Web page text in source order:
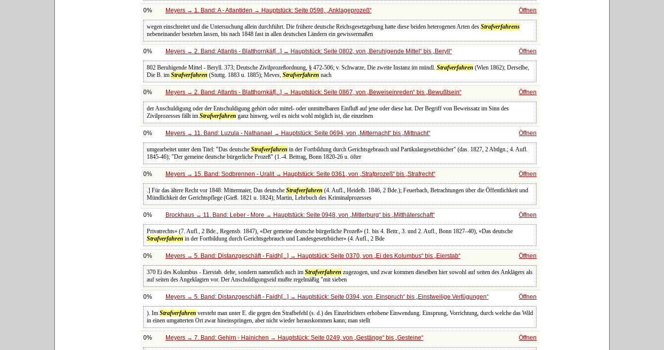
0% Meyers → 1. Band: A - Atlantiden → Hauptstück: Seite 0598, Anklageprozeß Öffnen
wegen einschreitet und die Untersuchung allein durchführt. Die frühere deutsche Reichsgesetzgebung hatte diese beiden heterogenen Arten desStrafverfahrens
nebeneinander bestehen lassen, bis nach 1848 fast in allen deutschen Ländern ein gewissermaßen
0% Meyers → 2. Band: Atlantis - Blatthornkäf[...] → Hauptstück: Seite 0802, von Beruhigende Mittel bis Beryll Öffnen
802 Beruhigende Mittel - Beryll. 373; Deutsche Zivilprozeßordnung, § 472-506; v. Schwarze, Die zweite Instanz im mündl.Strafverfahren (Wien 1862); Derselbe,
Die B. imStrafverfahren (Stuttg. 1883 u. 1885); Meves,Strafverfahren nach
0% Meyers → 2. Band: Atlantis - Blatthornkäf[...] → Hauptstück: Seite 0867, von Beweiseinreden bis Bewußtsein Öffnen
der Anschuldigung oder der Entschuldigung gehört oder mittel- oder unmittelbaren Einfluß auf jene oder diese hat. Der Begriff von Beweissatz im Sinn des
Zivilprozesses fällt imStrafverfahren ganz hinweg, weil es nicht wohl möglich ist, die einzelnen
0% Meyers → 11. Band: Luzula - Nathanael → Hauptstück: Seite 0694, von Mitternacht bis Mittnacht Öffnen
umgearbeitet unter dem Titel: "Das deutscheStrafverfahren in der Fortbildung durch Gerichtsgebrauch und Partikulargesetzbücher" (das. 1827, 2 Abtlgn.; 4. Aufl.
1845-46); "Der gemeine deutsche bürgerliche Prozeß" (1.-4. Beitrag, Bonn 1820-26 u. öfter
0% Meyers → 15. Band: Sodbrennen - Uralit → Hauptstück: Seite 0361, von Strafprozeß bis Strafrecht Öffnen
.] Für das ältere Recht vor 1848: Mittermaier, Das deutscheStrafverfahren (4. Aufl., Heidelb. 1846, 2 Bde.); Feuerbach, Betrachtungen über die Öffentlichkeit und
Mündlichkeit der Gerichtspflege (Gieß. 1821 u. 1824); Martin, Lehrbuch des Kriminalprozesses
0% Brockhaus → 11. Band: Leber - More → Hauptstück: Seite 0948, von Mitterburg bis Mitthäterschaft Öffnen
Privatrechts» (7. Aufl., 2 Bde., Regensb. 1847), «Der gemeine deutsche bürgerliche Prozeß» (1. bis 4. Beitr., 3. und 2. Aufl., Bonn 1827‒40), «Das deutsche
Strafverfahren in der Fortbildung durch Gerichtsgebrauch und Landesgesetzbücher» (4. Aufl., 2 Bde
0% Meyers → 5. Band: Distanzgeschäft - Faidh[...] → Hauptstück: Seite 0370, von Ei des Kolumbus bis Eierstab Öffnen
370 Ei des Kolumbus - Eierstab. delte, sondern namentlich auch imStrafverfahren zugezogen, und zwar kommen dieselben hier sowohl auf seiten des Anklägers als
auf seiten des Angeklagten vor. Der Anschuldigungseid mußte regelmäßig "mit sieben
0% Meyers → 5. Band: Distanzgeschäft - Faidh[...] → Hauptstück: Seite 0394, von Einspruch bis Einstweilige Verfügungen Öffnen
). ImStrafverfahren versteht man unter E. die gegen den Strafbefehl (s. d.) des Einzelrichters erhobene Einwendung. Einsprung, Vorrichtung, durch welche das Wild
in einen umgatterten Ort zwar hineinspringen, aber nicht wieder herauskommen kann; man stellt
0% Meyers → 7. Band: Gehirn - Hainichen → Hauptstück: Seite 0249, von Gestänge bis Gesteine Öffnen